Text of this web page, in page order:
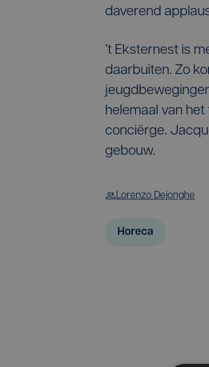
daverend
’t Eksternest is
daarbuiten. Zo
helemaal van
conciërge.
gebouw.
Lorenzo Dejonghe
Horeca